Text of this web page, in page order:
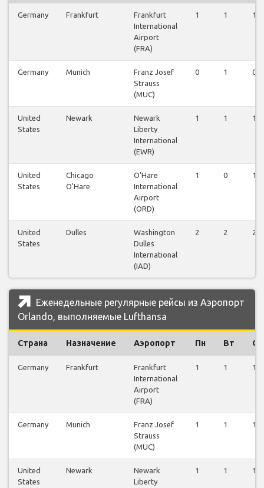
Germany Frankfurt
Frankfurt
International
Airport
(FRA)
1 1 1
Germany Munich
Franz Josef
Strauss
(MUC)
0 1 0
United
States
Newark
Newark
Liberty
International
(EWR)
1 1 1
United
States
Chicago
O'Hare
O'Hare
International
Airport
(ORD)
1 0 1
United
States
Dulles
Washington
Dulles
International
(IAD)
2 2 2
Еженедельные регулярные рейсы из Аэропорт
Orlando, выполняемые Lufthansa
Страна Назначение Аэропорт Пн Вт Ср
Germany Frankfurt
Frankfurt
International
Airport
(FRA)
1 1 1
Germany Munich
Franz Josef
Strauss
(MUC)
1 1 1
United
States
Newark
Newark
Liberty
1 1 1